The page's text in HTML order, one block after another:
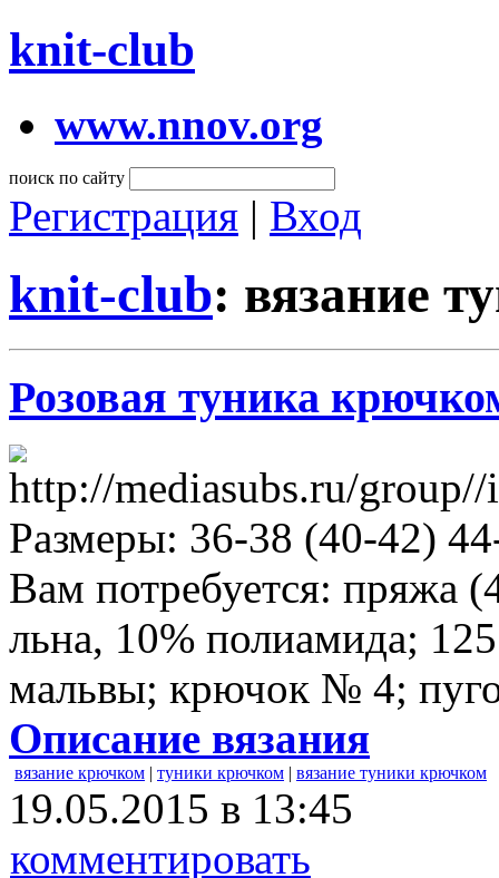
knit-club
www.nnov.org
поиск по сайту
Регистрация | Вход
knit-club: вязание
Розовая туника
Размеры: 36-38 (40-42)
Вам потребуется: пряжа
льна, 10% полиамида;
мальвы; крючок № 4;
Описание вязания
вязание крючком | туники крючком | вязание туники крючком
19.05.2015 в 13:45
комментировать